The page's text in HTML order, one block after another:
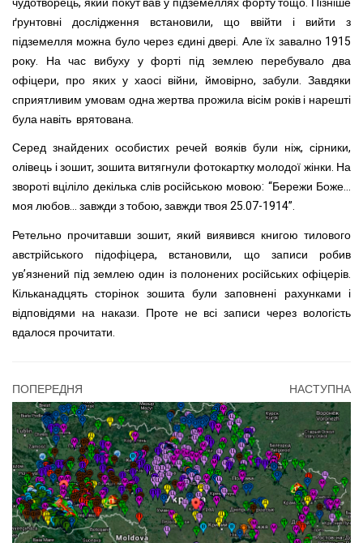
ґрунтовні дослідження встановили, що ввійти і вийти з
підземелля можна було через єдині двері. Але їх завално 1915
року. На час вибуху у форті під землею перебувало два
офіцери, про яких у хаосі війни, ймовірно, забули. Завдяки
сприятливим умовам одна жертва прожила вісім років і нарешті
була навіть врятована.
Серед знайдених особистих речей вояків були ніж, сірники,
олівець і зошит, зошита витягнули фотокартку молодої жінки. На
звороті вціліло декілька слів російською мовою: “Бережи Боже...
моя любов... завжди з тобою, завжди твоя 25.07-1914”.
Ретельно прочитавши зошит, який виявився книгою тилового
австрійського підофіцера, встановили, що записи робив
ув’язнений під землею один із полонених російських офіцерів.
Кільканадцять сторінок зошита були заповнені рахунками і
відповідями на накази. Проте не всі записи через вологість
вдалося прочитати.
ПОПЕРЕДНЯ НАСТУПНА